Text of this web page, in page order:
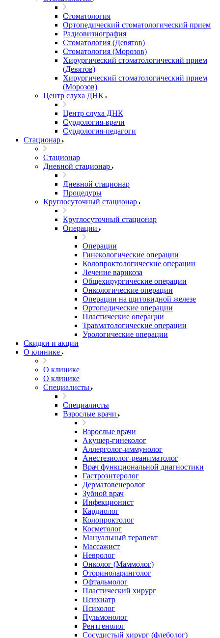
Стоматология
Ортопедический стоматологический прием
Радиовизиография
Стоматология (Девятов)
Стоматология (Морозов)
Хирургический стоматологический прием
(Девятов)
Хирургический стоматологический прием
(Морозов)
Центр слуха ДНК
Центр слуха ДНК
Сурдология-врачи
Сурдология-педагоги
Стационар
Стационар
Дневной стационар
Дневной стационар
Процедуры
Круглосуточный стационар
Круглосуточный стационар
Операции
Операции
Гинекологические операции
Колопроктологические операции
Лечение варикоза
Общехирургические операции
Онкологические операции
Операции на щитовидной железе
Ортопедические операции
Пластические операции
Травматологические операции
Урологические операции
Скидки и акции
О клинике
О клинике
О клинике
Специалисты
Специалисты
Взрослые врачи
Взрослые врачи
Акушер-гинеколог
Аллерголог-иммунолог
Анестезиолог-реаниматолог
Врач функциональной диагностики
Гастроэнтеролог
Дерматовенеролог
Зубной врач
Инфекционист
Кардиолог
Колопроктолог
Косметолог
Мануальный терапевт
Массажист
Невролог
Онколог (Маммолог)
Оториноларинголог
Офтальмолог
Пластический хирург
Психиатр
Психолог
Пульмонолог
Рентгенолог
Сосудистый хирург (флеболог)